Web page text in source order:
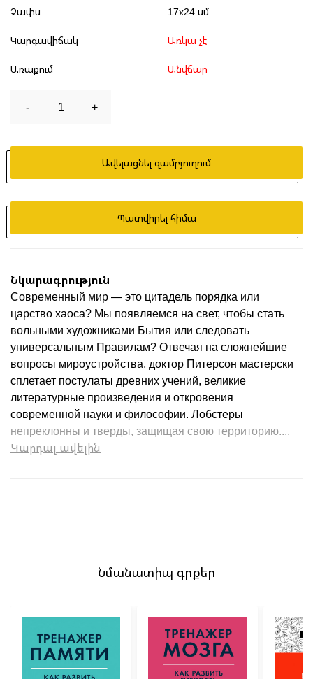
Չափս 17x24 սմ
Կարգավիճակ Առկա չէ
Առաքում Անվճար
- 1 +
Ավելացնել զամբյուղում
Պատվիրել հիմա
Նկարագրություն
Современный мир — это цитадель порядка или
царство хаоса? Мы появляемся на свет, чтобы стать
вольными художниками Бытия или следовать
универсальным Правилам? Отвечая на сложнейшие
вопросы мироустройства, доктор Питерсон мастерски
сплетает постулаты древних учений, великие
литературные произведения и откровения
современной науки и философии. Лобстеры
непреклонны и тверды, защищая свою территорию....
Կարդալ ավելին
Նմանատիպ գրքեր